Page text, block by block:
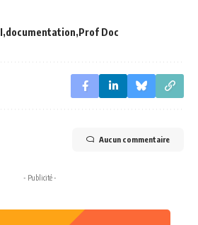
documentation Prof Doc
Aucun commentaire
- Publicité -